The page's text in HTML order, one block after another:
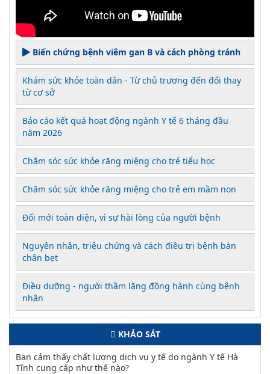
Biến chứng bệnh viêm gan B và cách phòng tránh
Khám sức khỏe toàn dân - Từ chủ trương đến đổi thay
từ cơ sở
Báo cáo kết quả hoạt động ngành Y tế 6 tháng đầu
năm 2026
Chăm sóc sức khỏe răng miệng cho trẻ tiểu học
Chăm sóc sức khỏe răng miệng cho trẻ em mầm non
Đổi mới toàn diện, vì sự hài lòng của người bệnh
Nguyên nhân, triệu chứng và cách điều trị bệnh bàn
chân bẹt
Điều dưỡng - người thầm lặng đồng hành cùng bệnh
nhân
KHẢO SÁT
Bạn cảm thấy chất lượng dịch vụ y tế do ngành Y tế Hà
Tĩnh cung cấp như thế nào?